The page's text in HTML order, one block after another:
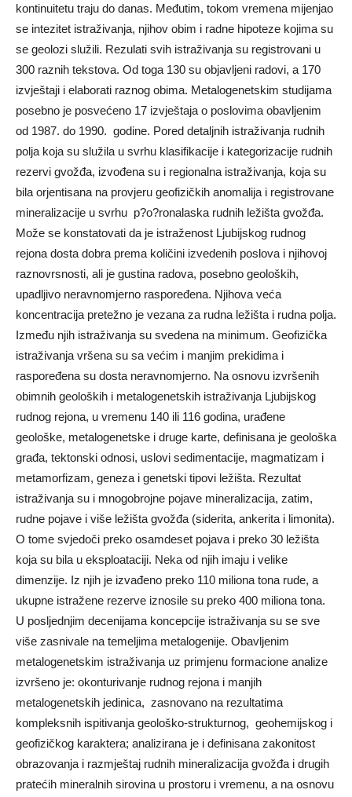
kontinuitetu traju do danas. Međutim, tokom vremena mijenjao
se intezitet istraživanja, njihov obim i radne hipoteze kojima su
se geolozi služili. Rezulati svih istraživanja su registrovani u
300 raznih tekstova. Od toga 130 su objavlјeni radovi, a 170
izvještaji i elaborati raznog obima. Metalogenetskim studijama
posebno je posvećeno 17 izvještaja o poslovima obavlјenim
od 1987. do 1990. godine. Pored detalјnih istraživanja rudnih
polјa koja su služila u svrhu klasifikacije i kategorizacije rudnih
rezervi gvožđa, izvođena su i regionalna istraživanja, koja su
bila orjentisana na provjeru geofizičkih anomalija i registrovane
mineralizacije u svrhu p?o?ronalaska rudnih ležišta gvožđa.
Može se konstatovati da je istraženost Ljubijskog rudnog
rejona dosta dobra prema količini izvedenih poslova i njihovoj
raznovrsnosti, ali je gustina radova, posebno geoloških,
upadlјivo neravnomjerno raspoređena. Nјihova veća
koncentracija pretežno je vezana za rudna ležišta i rudna polјa.
Između njih istraživanja su svedena na minimum. Geofizička
istraživanja vršena su sa većim i manjim prekidima i
raspoređena su dosta neravnomjerno. Na osnovu izvršenih
obimnih geoloških i metalogenetskih istraživanja Ljubijskog
rudnog rejona, u vremenu 140 ili 116 godina, urađene
geološke, metalogenetske i druge karte, definisana je geološka
građa, tektonski odnosi, uslovi sedimentacije, magmatizam i
metamorfizam, geneza i genetski tipovi ležišta. Rezultat
istraživanja su i mnogobrojne pojave mineralizacija, zatim,
rudne pojave i više ležišta gvožđa (siderita, ankerita i limonita).
O tome svjedoči preko osamdeset pojava i preko 30 ležišta
koja su bila u eksploataciji. Neka od njih imaju i velike
dimenzije. Iz njih je izvađeno preko 110 miliona tona rude, a
ukupne istražene rezerve iznosile su preko 400 miliona tona.
U poslјednjim decenijama koncepcije istraživanja su se sve
više zasnivale na temelјima metalogenije. Obavlјenim
metalogenetskim istraživanja uz primjenu formacione analize
izvršeno je: okonturivanje rudnog rejona i manjih
metalogenetskih jedinica, zasnovano na rezultatima
kompleksnih ispitivanja geološko-strukturnog, geohemijskog i
geofizičkog karaktera; analizirana je i definisana zakonitost
obrazovanja i razmještaj rudnih mineralizacija gvožđa i drugih
pratećih mineralnih sirovina u prostoru i vremenu, a na osnovu